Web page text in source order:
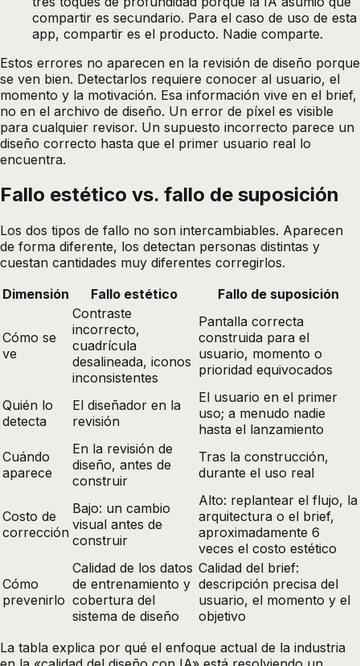
compartir es secundario. Para el caso de uso de esta
app, compartir es el producto. Nadie comparte.
Estos errores no aparecen en la revisión de diseño porque
se ven bien. Detectarlos requiere conocer al usuario, el
momento y la motivación. Esa información vive en el brief,
no en el archivo de diseño. Un error de píxel es visible
para cualquier revisor. Un supuesto incorrecto parece un
diseño correcto hasta que el primer usuario real lo
encuentra.
Fallo estético vs. fallo de suposición
Los dos tipos de fallo no son intercambiables. Aparecen
de forma diferente, los detectan personas distintas y
cuestan cantidades muy diferentes corregirlos.
Dimensión
Fallo estético Fallo de suposición
Cómo se
ve
Contraste
incorrecto,
cuadrícula
desalineada, iconos
inconsistentes
Pantalla correcta
construida para el
usuario, momento o
prioridad equivocados
Quién lo
detecta
El diseñador en la
revisión
El usuario en el primer
uso; a menudo nadie
hasta el lanzamiento
Cuándo
aparece
En la revisión de
diseño, antes de
construir
Tras la construcción,
durante el uso real
Costo de
corrección
Bajo: un cambio
visual antes de
construir
Alto: replantear el flujo, la
arquitectura o el brief,
aproximadamente 6
veces el costo estético
Cómo
prevenirlo
Calidad de los datos
de entrenamiento y
cobertura del
sistema de diseño
Calidad del brief:
descripción precisa del
usuario, el momento y el
objetivo
La tabla explica por qué el enfoque actual de la industria